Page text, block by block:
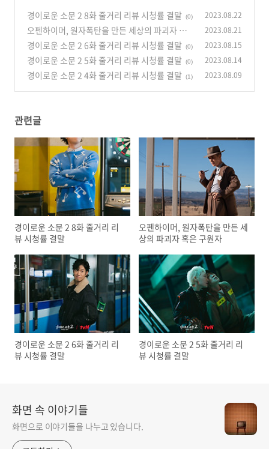
경이로운 소문 2 8화 줄거리 리뷰 시청률 결말 (0) 2023.08.22
오펜하이머, 원자폭탄을 만든 세상의 파괴자 혹
은 구원자
(0)
2023.08.21
경이로운 소문 2 6화 줄거리 리뷰 시청률 결말 (0) 2023.08.15
경이로운 소문 2 5화 줄거리 리뷰 시청률 결말 (0) 2023.08.14
경이로운 소문 2 4화 줄거리 리뷰 시청률 결말 (1) 2023.08.09
관련글
경이로운 소문 2 8화 줄거리 리
뷰 시청률 결말
오펜하이머, 원자폭탄을 만든 세
상의 파괴자 혹은 구원자
경이로운 소문 2 6화 줄거리 리
뷰 시청률 결말
경이로운 소문 2 5화 줄거리 리
뷰 시청률 결말
화면 속 이야기들
화면으로 이야기들을 나누고 있습니다.